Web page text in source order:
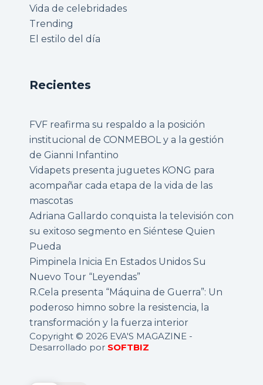
Vida de celebridades
Trending
El estilo del día
Recientes
FVF reafirma su respaldo a la posición
institucional de CONMEBOL y a la gestión
de Gianni Infantino
Vidapets presenta juguetes KONG para
acompañar cada etapa de la vida de las
mascotas
Adriana Gallardo conquista la televisión con
su exitoso segmento en Siéntese Quien
Pueda
Pimpinela Inicia En Estados Unidos Su
Nuevo Tour “Leyendas”
R.Cela presenta “Máquina de Guerra”: Un
poderoso himno sobre la resistencia, la
transformación y la fuerza interior
Copyright © 2026 EVA'S MAGAZINE -
Desarrollado por SOFTBIZ